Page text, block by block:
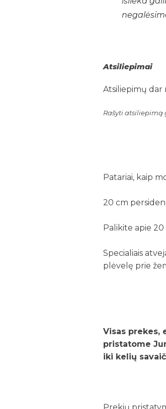
Atsiliepimai
Atsiliepimų dar
Rašyti atsiliepimą
Patariai, kaip
20 cm
Palikite apie
Specialiais
plėvelę prie
Visas prekes,
pristatome
iki kelių